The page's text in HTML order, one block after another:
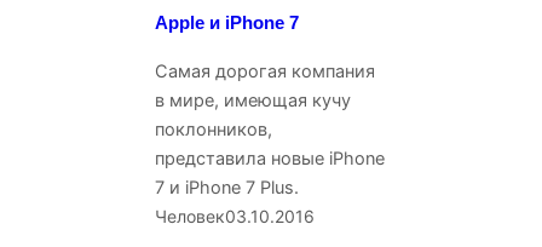
Apple и iPhone 7
Самая дорогая компания
в мире, имеющая кучу
поклонников,
представила новые iPhone
7 и iPhone 7 Plus.
Человек03.10.2016